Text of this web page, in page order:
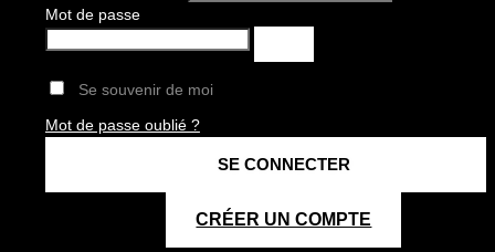
Mot de passe
Se souvenir de moi
Mot de passe oublié ?
CRÉER UN COMPTE